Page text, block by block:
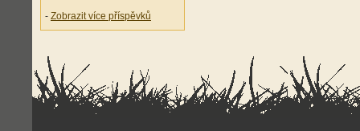
- Zobrazit více příspěvků